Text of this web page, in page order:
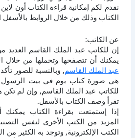
نقدم لكم إمكانية قراءة الكتاب أون
الكتاب وذلك من خلال الروابط بالأسفل
عن الكاتب:
إن للكاتب عبد الملك القاسم العديد
يمكنك أن تتصفحها وتحملها من خلال
عبد الملك القاسم, وبالنسبة للصور
هي صورة كتاب يوم في بيت الرسول
للكاتب عبد الملك القاسم, وإن لم
تقرأ وصف الكتاب بالأسفل.
إذا إستمتعت بقراءة الكتاب
المزيد من الكتب الأخرى لنفس
الكتب الإلكترونية, وتوجد به الكثير من